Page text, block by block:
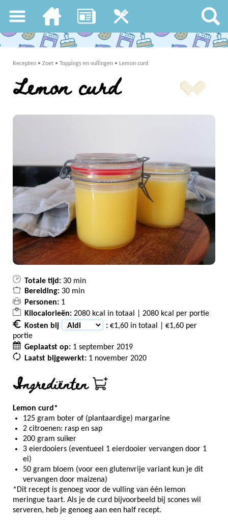
Recepten • Zoet • Toppings en vullingen • Lemon curd
Lemon curd
Totale tijd: 30 min
Bereiding: 30 min
Personen: 1
Kilocalorieën: 2080 kcal in totaal | 2080 kcal per portie
Kosten bij
: €1,60 in totaal | €1,60 per
portie
Geplaatst op: 1 september 2019
Laatst bijgewerkt: 1 november 2020
Ingrediënten
Lemon curd*
125 gram boter of (plantaardige) margarine
2 citroenen: rasp en sap
200 gram suiker
3 eierdooiers (eventueel 1 eierdooier vervangen door 1
ei)
50 gram bloem (voor een glutenvrije variant kun je dit
vervangen door maizena)
*Dit recept is genoeg voor de vulling van één lemon
meringue taart. Als je de curd bijvoorbeeld bij scones wil
serveren, heb je genoeg aan een half recept.